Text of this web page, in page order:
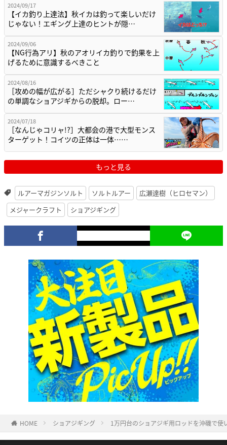
2024/09/17
【イカ釣り上達法】秋イカは釣って楽しいだけ
じゃない！エギング上達のヒントが隠…
2024/09/06
【NG行為アリ】秋のアオリイカ釣りで釣果を上
げるために意識するべきこと
2024/08/16
［攻めの幅が広がる］ただシャクり続けるだけ
の単調なショアジギからの脱却。ロー…
2024/07/18
［なんじゃコリャ!?］大都会の港で大型モンス
ターゲット！コイツの正体は一体……
もっと見る
ルアーマガジンソルト ソルトルアー
広瀬達樹（ヒロセマン）
メジャークラフト
ショアジギング
HOME ショアジギング 1万円台のショアジギ用ロッドを沖磯で使